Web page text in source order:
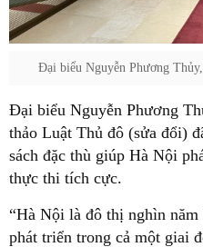
Đại biểu Nguyễn Phương
Đại biểu Nguyễn Phương
thảo Luật Thủ đô (sửa đổi)
sách đặc thù giúp Hà Nội
thực thi tích cực.
“Hà Nội là đô thị nghìn
phát triển trong cả một giai